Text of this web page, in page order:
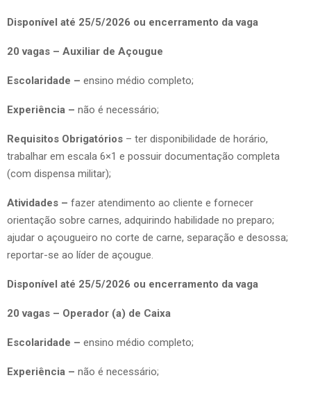
Disponível até 25/5/2026 ou encerramento da vaga
20 vagas – Auxiliar de Açougue
Escolaridade – ensino médio completo;
Experiência – não é necessário;
Requisitos Obrigatórios – ter disponibilidade de horário,
trabalhar em escala 6×1 e possuir documentação completa
(com dispensa militar);
Atividades – fazer atendimento ao cliente e fornecer
orientação sobre carnes, adquirindo habilidade no preparo;
ajudar o açougueiro no corte de carne, separação e desossa;
reportar-se ao líder de açougue.
Disponível até 25/5/2026 ou encerramento da vaga
20 vagas – Operador (a) de Caixa
Escolaridade – ensino médio completo;
Experiência – não é necessário;